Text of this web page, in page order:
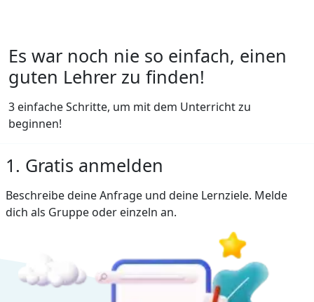
Es war noch nie so einfach, einen
guten Lehrer zu finden!
3 einfache Schritte, um mit dem Unterricht zu
beginnen!
1. Gratis anmelden
Beschreibe deine Anfrage und deine Lernziele. Melde
dich als Gruppe oder einzeln an.